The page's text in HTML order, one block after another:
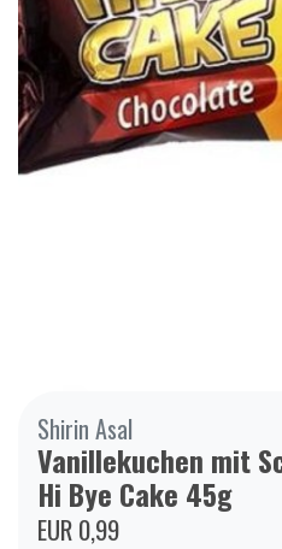
Shirin Asal
Vanillekuchen mit
Hi Bye Cake 45g
EUR 0,99